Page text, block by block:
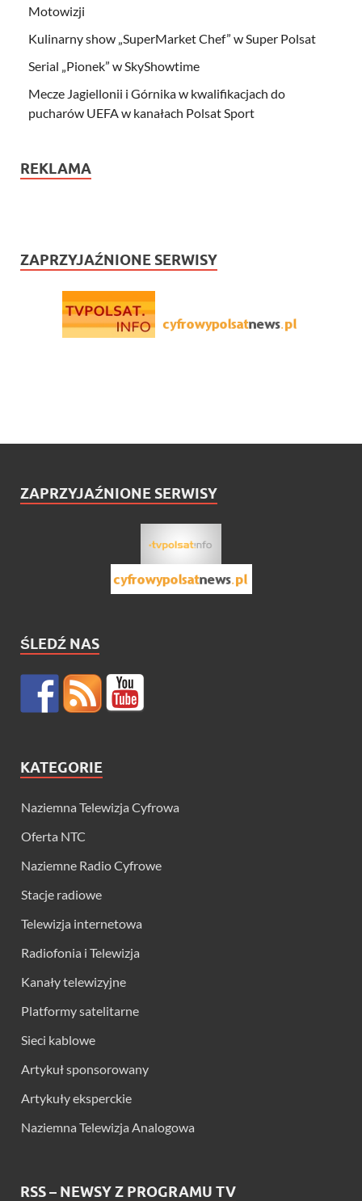
Motowizji
Kulinarny show „SuperMarket Chef” w Super Polsat
Serial „Pionek” w SkyShowtime
Mecze Jagiellonii i Górnika w kwalifikacjach do
pucharów UEFA w kanałach Polsat Sport
REKLAMA
ZAPRZYJAŹNIONE SERWISY
ZAPRZYJAŹNIONE SERWISY
ŚLEDŹ NAS
KATEGORIE
Naziemna Telewizja Cyfrowa
Oferta NTC
Naziemne Radio Cyfrowe
Stacje radiowe
Telewizja internetowa
Radiofonia i Telewizja
Kanały telewizyjne
Platformy satelitarne
Sieci kablowe
Artykuł sponsorowany
Artykuły eksperckie
Naziemna Telewizja Analogowa
RSS – NEWSY Z PROGRAMU TV